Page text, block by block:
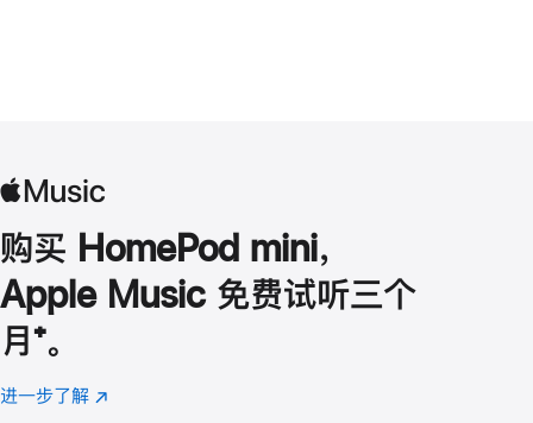
购买 HomePod mini，
Apple Music 免费试听三个
月 脚
注
⁺。
进一步了解 Apple
(在